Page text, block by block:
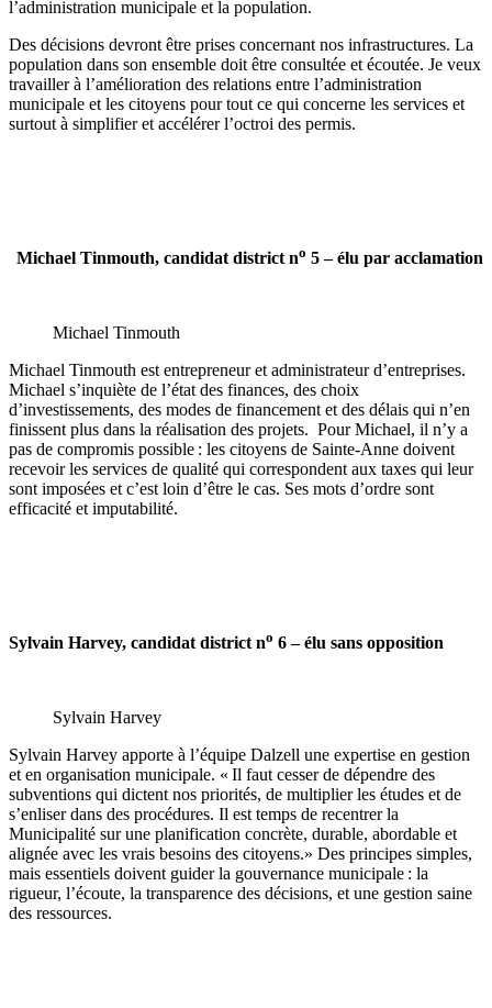
l’administration municipale et la population.
Des décisions devront être prises concernant nos infrastructures. La
population dans son ensemble doit être consultée et écoutée. Je veux
travailler à l’amélioration des relations entre l’administration
municipale et les citoyens pour tout ce qui concerne les services et
surtout à simplifier et accélérer l’octroi des permis.
Michael Tinmouth, candidat district no 5 – élu par acclamation
Michael Tinmouth
Michael Tinmouth est entrepreneur et administrateur d’entreprises.
Michael s’inquiète de l’état des finances, des choix
d’investissements, des modes de financement et des délais qui n’en
finissent plus dans la réalisation des projets. Pour Michael, il n’y a
pas de compromis possible : les citoyens de Sainte-Anne doivent
recevoir les services de qualité qui correspondent aux taxes qui leur
sont imposées et c’est loin d’être le cas. Ses mots d’ordre sont
efficacité et imputabilité.
Sylvain Harvey, candidat district no 6 – élu sans opposition
Sylvain Harvey
Sylvain Harvey apporte à l’équipe Dalzell une expertise en gestion
et en organisation municipale. « Il faut cesser de dépendre des
subventions qui dictent nos priorités, de multiplier les études et de
s’enliser dans des procédures. Il est temps de recentrer la
Municipalité sur une planification concrète, durable, abordable et
alignée avec les vrais besoins des citoyens.» Des principes simples,
mais essentiels doivent guider la gouvernance municipale : la
rigueur, l’écoute, la transparence des décisions, et une gestion saine
des ressources.